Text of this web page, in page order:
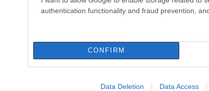
authentication functionality and fraud prevention,
CONFIRM
Data Deletion Data Access
ΚΟΙΝΩΝΙΑ